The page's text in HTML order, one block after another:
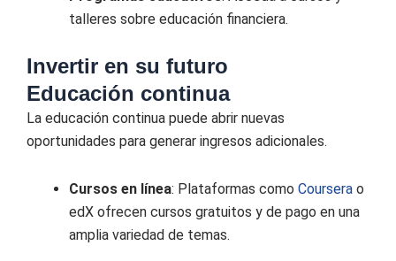
talleres sobre educación financiera.
Invertir en su futuro
Educación continua
La educación continua puede abrir nuevas
oportunidades para generar ingresos adicionales.
Cursos en línea: Plataformas como Coursera o
edX ofrecen cursos gratuitos y de pago en una
amplia variedad de temas.